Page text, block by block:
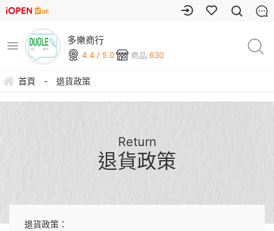
多樂商行
4.4 / 5.0 商品:630
首頁 - 退貨政策
Return
退貨政策
退貨政策：